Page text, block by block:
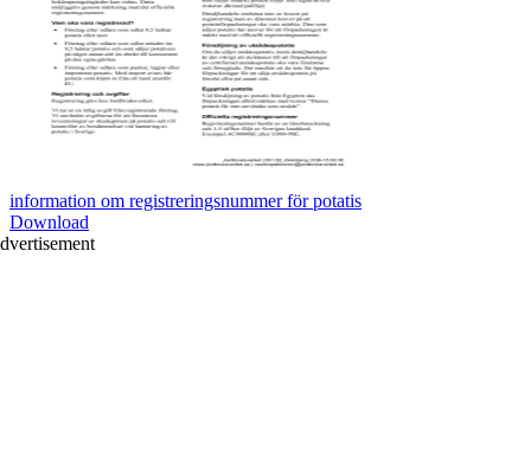
information om registreringsnummer för potatis
Download